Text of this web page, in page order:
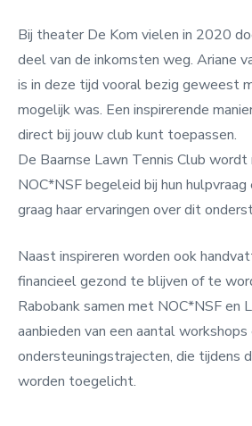
Bij theater De Kom vielen in 2020
deel van de inkomsten weg. Ariane
is in deze tijd vooral bezig geweest
mogelijk was. Een inspirerende
direct bij jouw club kunt toepassen.
De Baarnse Lawn Tennis Club wordt
NOC*NSF begeleid bij hun
graag haar ervaringen over dit
Naast inspireren worden ook
financieel gezond te blijven of te
Rabobank samen met NOC*NSF en
aanbieden van een aantal workshops
ondersteuningstrajecten, die tijdens
worden toegelicht.